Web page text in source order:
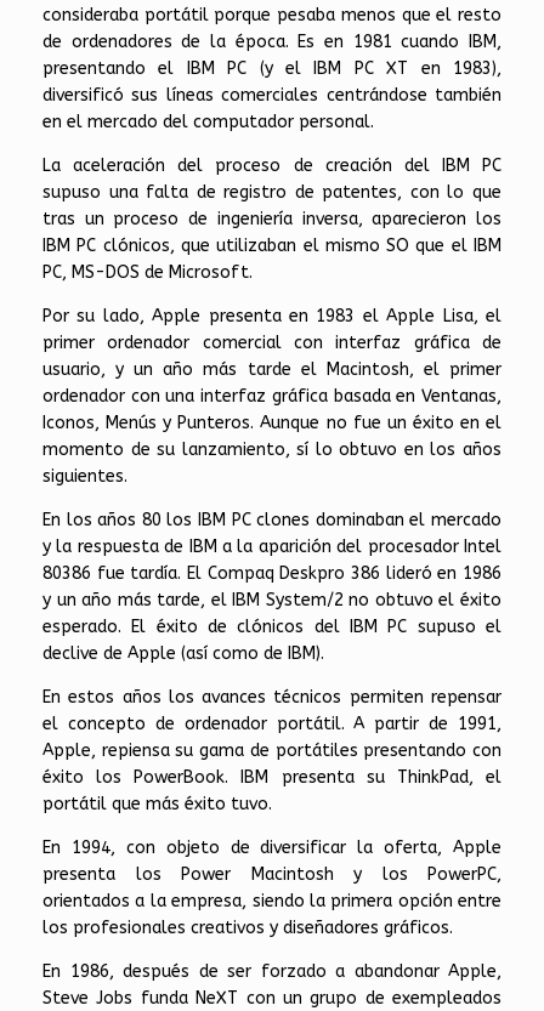
consideraba portátil porque pesaba menos que el resto
de ordenadores de la época. Es en 1981 cuando IBM,
presentando el IBM PC (y el IBM PC XT en 1983),
diversificó sus líneas comerciales centrándose también
en el mercado del computador personal.
La aceleración del proceso de creación del IBM PC
supuso una falta de registro de patentes, con lo que
tras un proceso de ingeniería inversa, aparecieron los
IBM PC clónicos, que utilizaban el mismo SO que el IBM
PC, MS-DOS de Microsoft.
Por su lado, Apple presenta en 1983 el Apple Lisa, el
primer ordenador comercial con interfaz gráfica de
usuario, y un año más tarde el Macintosh, el primer
ordenador con una interfaz gráfica basada en Ventanas,
Iconos, Menús y Punteros. Aunque no fue un éxito en el
momento de su lanzamiento, sí lo obtuvo en los años
siguientes.
En los años 80 los IBM PC clones dominaban el mercado
y la respuesta de IBM a la aparición del procesador Intel
80386 fue tardía. El Compaq Deskpro 386 lideró en 1986
y un año más tarde, el IBM System/2 no obtuvo el éxito
esperado. El éxito de clónicos del IBM PC supuso el
declive de Apple (así como de IBM).
En estos años los avances técnicos permiten repensar
el concepto de ordenador portátil. A partir de 1991,
Apple, repiensa su gama de portátiles presentando con
éxito los PowerBook. IBM presenta su ThinkPad, el
portátil que más éxito tuvo.
En 1994, con objeto de diversificar la oferta, Apple
presenta los Power Macintosh y los PowerPC,
orientados a la empresa, siendo la primera opción entre
los profesionales creativos y diseñadores gráficos.
En 1986, después de ser forzado a abandonar Apple,
Steve Jobs funda NeXT con un grupo de exempleados